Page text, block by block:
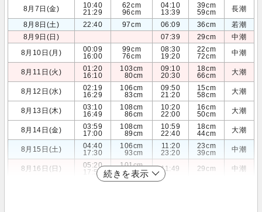
8月7日(金)
10:40
21:29
62cm
96cm
04:10
13:39
39cm
59cm
長潮
8月8日(土)
22:40 97cm 06:09 36cm
若潮
8月9日(日)
07:39 29cm
中潮
8月10日(月)
00:09
16:00
99cm
76cm
08:30
19:20
22cm
72cm
中潮
8月11日(火)
01:20
16:10
103cm
80cm
09:10
20:30
18cm
66cm
大潮
8月12日(水)
02:19
16:29
106cm
83cm
09:50
21:20
15cm
58cm
大潮
8月13日(木)
03:10
16:49
108cm
86cm
10:20
22:00
16cm
50cm
大潮
8月14日(金)
03:59
17:00
108cm
89cm
10:59
22:40
18cm
44cm
大潮
8月15日(土)
04:40
17:30
106cm
93cm
11:20
23:20
23cm
39cm
中潮
8月16日(日)
05:20
17:59
101cm
95cm
11:49 29cm 中潮
続きを表示